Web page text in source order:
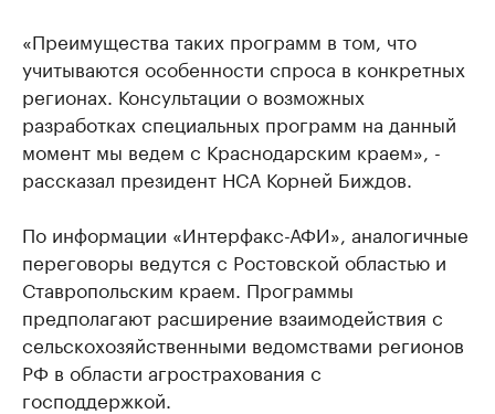
«Преимущества таких программ в том, что
учитываются особенности спроса в конкретных
регионах. Консультации о возможных
разработках специальных программ на данный
момент мы ведем с Краснодарским краем», -
рассказал президент НСА Корней Биждов.
По информации «Интерфакс-АФИ», аналогичные
переговоры ведутся с Ростовской областью и
Ставропольским краем. Программы
предполагают расширение взаимодействия с
сельскохозяйственными ведомствами регионов
РФ в области агрострахования с
господдержкой.